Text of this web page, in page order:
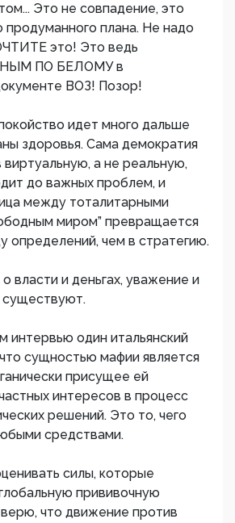
Это не совпадение, это
продуманного плана. Не надо
это! Это ведь
ПО БЕЛОМУ в
ВОЗ! Позор!
идет много дальше
здоровья. Сама демократия
а не реальную,
до важных проблем, и
между тоталитарными
миром” превращается
определений, чем в стратегию.
власти и деньгах, уважение и
существуют.
интервью один итальянский
сущностью мафии является
присущее ей
интересов в процесс
решений. Это то, чего
средствами.
силы, которые
прививочную
что движение против